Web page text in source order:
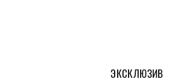
ЭКСКЛЮЗИВ